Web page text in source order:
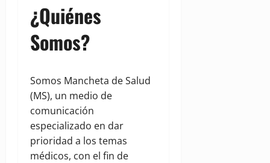
¿Quiénes
Somos?
Somos Mancheta de Salud
(MS), un medio de
comunicación
especializado en dar
prioridad a los temas
médicos, con el fin de